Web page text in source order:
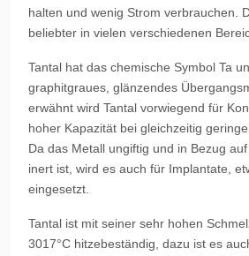
halten und wenig Strom verbrauchen.
beliebter in vielen verschiedenen
Tantal hat das chemische Symbol Ta
graphitgraues, glänzendes
erwähnt wird Tantal vorwiegend für
hoher Kapazität bei gleichzeitig
Da das Metall ungiftig und in Bezug
inert ist, wird es auch für Implantate,
eingesetzt.
Tantal ist mit seiner sehr hohen
3017°C hitzebeständig, dazu ist es